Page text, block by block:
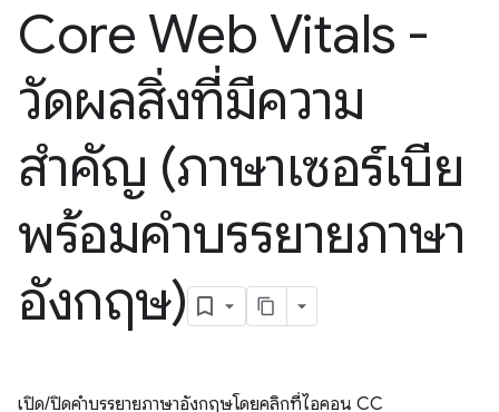
Core Web Vitals -
วัดผลสิ่งที่มีความ
สำคัญ (ภาษาเซอร์เบีย
พร้อมคำบรรยายภาษา
อังกฤษ)
เปิด/ปิดคำบรรยายภาษาอังกฤษโดยคลิกที่ไอคอน CC